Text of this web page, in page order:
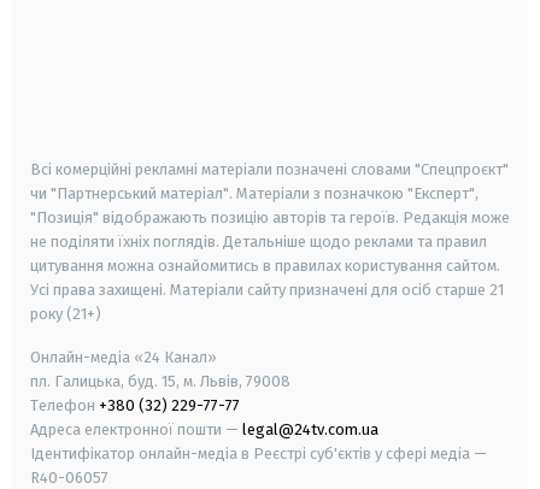
Всі комерційні рекламні матеріали позначені словами "Спецпроєкт"
чи "Партнерський матеріал". Матеріали з позначкою "Експерт",
"Позиція" відображають позицію авторів та героїв. Редакція може
не поділяти їхніх поглядів. Детальніше щодо реклами та правил
цитування можна ознайомитись в правилах користування сайтом.
Усі права захищені. Матеріали сайту призначені для осіб старше 21
року (21+)
Онлайн-медіа «24 Канал»
пл. Галицька, буд. 15, м. Львів, 79008
Телефон +380 (32) 229-77-77
Адреса електронної пошти — legal@24tv.com.ua
Ідентифікатор онлайн-медіа в Реєстрі суб'єктів у сфері медіа —
R40-06057